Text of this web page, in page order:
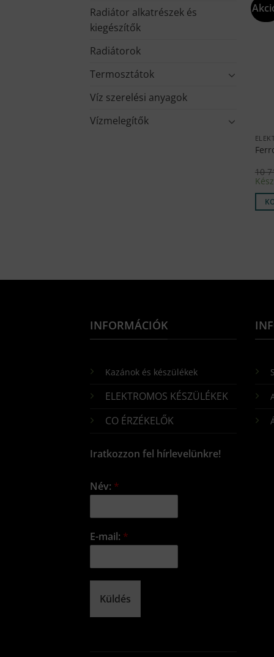
Radiátor alkatrészek és
kiegészítők
Radiátorok
Termosztátok
Víz szerelési anyagok
Vízmelegítők
10
INFORMÁCIÓK
Kazánok és készülékek
ELEKTROMOS KÉSZÜLÉKEK
CO ÉRZÉKELŐK
Iratkozzon fel hírlevelünkre!
Név: *
E-mail: *
Küldés